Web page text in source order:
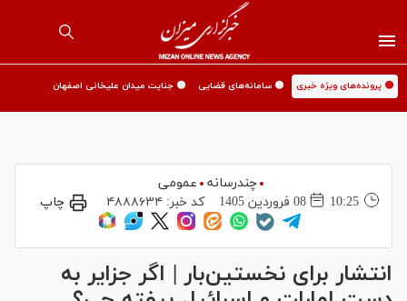
🟡 پرونده‌های ویژه خبری 🟡 سامانه‌های قضایی 🟡 جنایت میدان علیخانی اصفهان
چندرسانه
عمومی
10:25
08 فروردين 1405 کد خبر:۴۸۸۸۶۳۴ چاپ
انتشار برای نخستین‌بار | اگر جزایر به